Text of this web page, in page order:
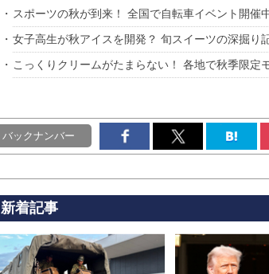
スポーツの秋が到来！ 全国で自転車イベント開催
女子高生が秋アイスを開発？ 旬スイーツの深掘り
こっくりクリームがたまらない！ 各地で秋季限定
バックナンバー
新着記事